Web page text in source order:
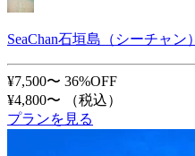
SeaChan石垣島（シーチャン）
¥7,500〜 36%OFF
¥4,800〜
（税込）
プランを見る